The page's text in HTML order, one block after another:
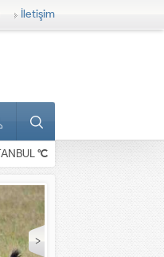
İletişim
°C